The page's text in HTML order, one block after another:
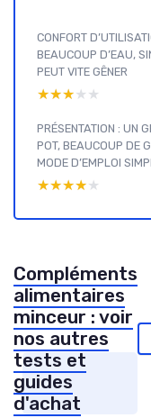
CONFORT
BEAUCOUP D’EAU,
PEUT VITE GÊNER
★★★★★
★★★★★
PRÉSENTATION : UN
POT, BEAUCOUP DE
MODE D’EMPLOI
★★★★★
★★★★★
Compléments
alimentaires
minceur : voir
nos autres
tests et
guides
d'achat